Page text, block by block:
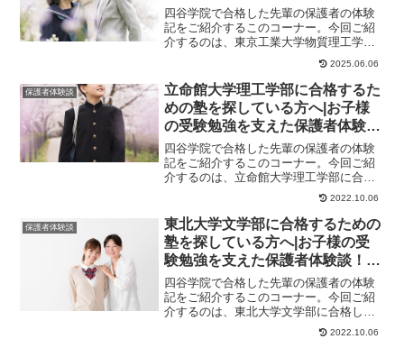
体験談！大学受験予備校四谷学院
四谷学院で合格した先輩の保護者の体験
記をご紹介するこのコーナー。今回ご紹
介するのは、東京工業大学物質理工学院
に合格したお子様を持つさんのストーリ
2025.06.06
保護者体験談
立命館大学理工学部に合格するた
めの塾を探している方へ|お子様
の受験勉強を支えた保護者体験
談！大学受験予備校四谷学院
四谷学院で合格した先輩の保護者の体験
記をご紹介するこのコーナー。今回ご紹
介するのは、立命館大学理工学部に合格
したくんのお母様のストーリーです。保
2022.10.06
保護者体験談
東北大学文学部に合格するための
塾を探している方へ|お子様の受
験勉強を支えた保護者体験談！大
学受験予備校四谷学院
四谷学院で合格した先輩の保護者の体験
記をご紹介するこのコーナー。今回ご紹
介するのは、東北大学文学部に合格した
さんのお母様のストーリーです。保護者
2022.10.06